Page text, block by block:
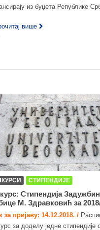
из буџета Републике
више
СТИПЕНДИЈЕ
Стипендија
М. Здравковић за
за пријаву: 14.12.2018. /
за доделу једне стипендије